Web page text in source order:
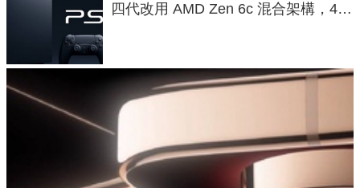
四代改用 AMD Zen 6c 混合架構，4K